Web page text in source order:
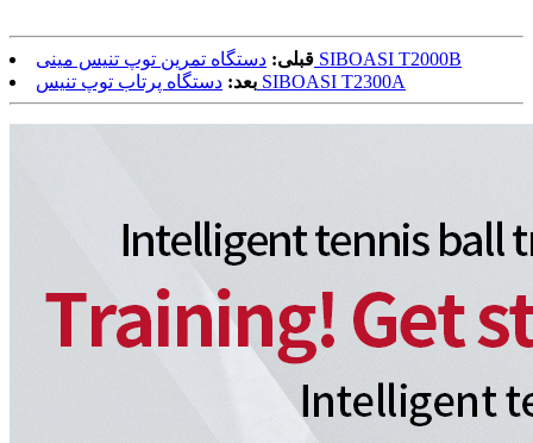
قبلی: دستگاه تمرین توپ تنیس مینی SIBOASI T2000B
بعد: دستگاه پرتاب توپ تنیس SIBOASI T2300A